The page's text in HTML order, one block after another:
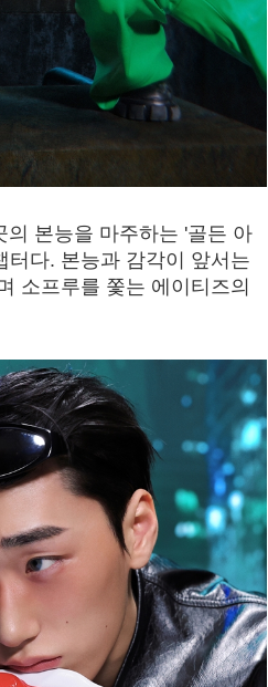
의 본능을 마주하는 '골든 아
터다. 본능과 감각이 앞서는
소프루를 쫓는 에이티즈의